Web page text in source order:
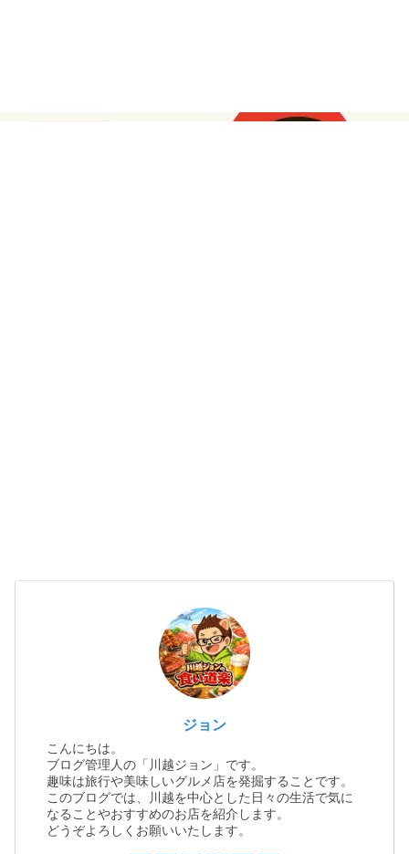
ジョン
こんにちは。
ブログ管理人の「川越ジョン」です。
趣味は旅行や美味しいグルメ店を発掘することです。
このブログでは、川越を中心とした日々の生活で気に
なることやおすすめのお店を紹介します。
どうぞよろしくお願いいたします。